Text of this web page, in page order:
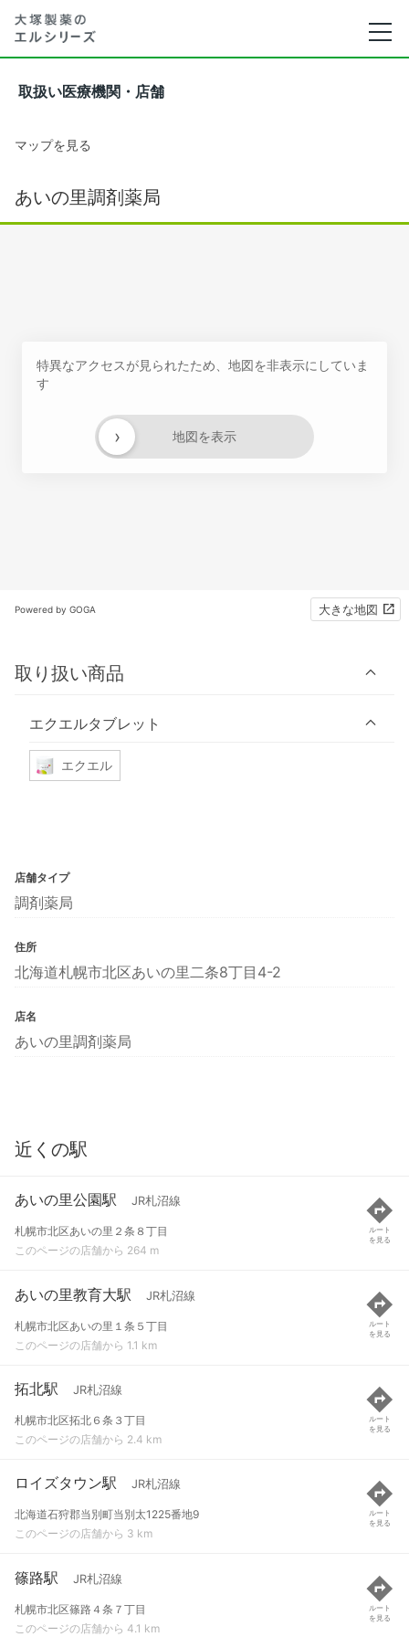
取扱い医療機関・店舗
マップを見る
あいの里調剤薬局
特異なアクセスが見られたため、地図を非表示にしていま
す
地図を表示
›
Powered by GOGA 大きな地図
取り扱い商品
エクエルタブレット
エクエル
店舗タイプ
調剤薬局
住所
北海道札幌市北区あいの里二条8丁目4-2
店名
あいの里調剤薬局
近くの駅
あいの里公園駅 JR札沼線
札幌市北区あいの里２条８丁目
このページの店舗から 264 m
ルート
を見る
あいの里教育大駅 JR札沼線
札幌市北区あいの里１条５丁目
このページの店舗から 1.1 km
ルート
を見る
拓北駅 JR札沼線
札幌市北区拓北６条３丁目
このページの店舗から 2.4 km
ルート
を見る
ロイズタウン駅 JR札沼線
北海道石狩郡当別町当別太1225番地9
このページの店舗から 3 km
ルート
を見る
篠路駅 JR札沼線
札幌市北区篠路４条７丁目
このページの店舗から 4.1 km
ルート
を見る